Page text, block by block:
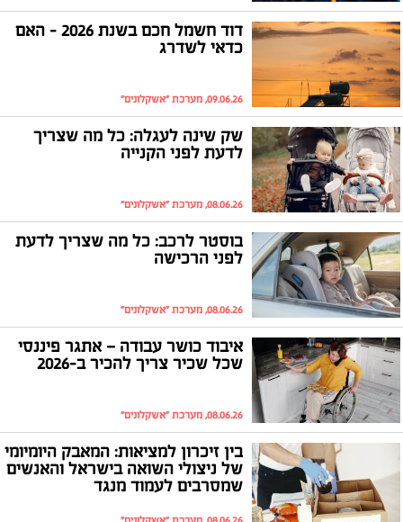
דוד חשמל חכם בשנת 2026 – האם
כדאי לשדרג
09.06.26, מערכת "אשקלונים"
שק שינה לעגלה: כל מה שצריך
לדעת לפני הקנייה
08.06.26, מערכת "אשקלונים"
בוסטר לרכב: כל מה שצריך לדעת
לפני הרכישה
08.06.26, מערכת "אשקלונים"
איבוד כושר עבודה — אתגר פיננסי
שכל שכיר צריך להכיר ב-2026
08.06.26, מערכת "אשקלונים"
בין זיכרון למציאות: המאבק היומיומי
של ניצולי השואה בישראל והאנשים
שמסרבים לעמוד מנגד